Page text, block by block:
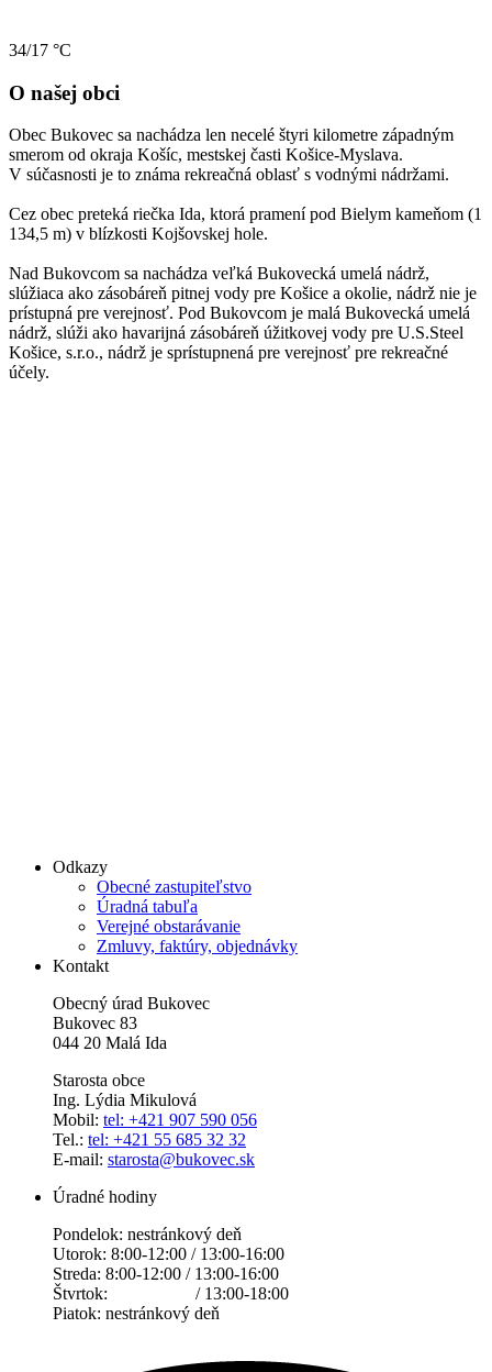
34/17 °C
O našej obci
Obec Bukovec sa nachádza len necelé štyri kilometre západným
smerom od okraja Košíc, mestskej časti Košice-Myslava.
V súčasnosti je to známa rekreačná oblasť s vodnými nádržami.
Cez obec preteká riečka Ida, ktorá pramení pod Bielym kameňom (1
134,5 m) v blízkosti Kojšovskej hole.
Nad Bukovcom sa nachádza veľká Bukovecká umelá nádrž,
slúžiaca ako zásobáreň pitnej vody pre Košice a okolie, nádrž nie je
prístupná pre verejnosť. Pod Bukovcom je malá Bukovecká umelá
nádrž, slúži ako havarijná zásobáreň úžitkovej vody pre U.S.Steel
Košice, s.r.o., nádrž je sprístupnená pre verejnosť pre rekreačné
účely.
Odkazy
Obecné zastupiteľstvo
Úradná tabuľa
Verejné obstarávanie
Zmluvy, faktúry, objednávky
Kontakt
Obecný úrad Bukovec
Bukovec 83
044 20 Malá Ida
Starosta obce
Ing. Lýdia Mikulová
Mobil: tel: +421 907 590 056
Tel.: tel: +421 55 685 32 32
E-mail: starosta@bukovec.sk
Úradné hodiny
Pondelok: nestránkový deň
Utorok: 8:00-12:00 / 13:00-16:00
Streda: 8:00-12:00 / 13:00-16:00
Štvrtok: / 13:00-18:00
Piatok: nestránkový deň